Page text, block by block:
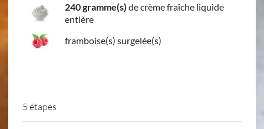
240 gramme(s) de crème fraîche liquide
entière
framboise(s) surgelée(s)
5 étapes